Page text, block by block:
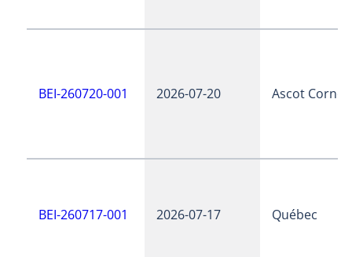
BEI-260720-001 2026-07-20 Ascot Corner
BEI-260717-001 2026-07-17 Québec